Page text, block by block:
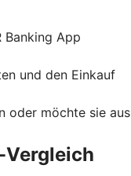
Banking App
und den Einkauf
oder möchte sie aus